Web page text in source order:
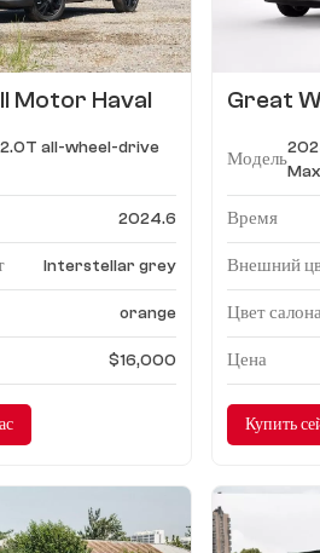
Motor Haval
Макс.
all-wheel-drive
2024.6
Interstellar grey
orange
$16,000
Great
Модель
Max
Время
Внешний
Цвет салона
Цена
Купить